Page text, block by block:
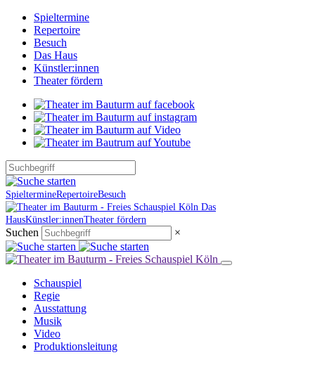
Spieltermine
Repertoire
Besuch
Das Haus
Künstler:innen
Theater fördern
SpieltermineRepertoireBesuch
Das
HausKünstler:innenTheater fördern
Suchen ×
Schauspiel
Regie
Ausstattung
Musik
Video
Produktionsleitung